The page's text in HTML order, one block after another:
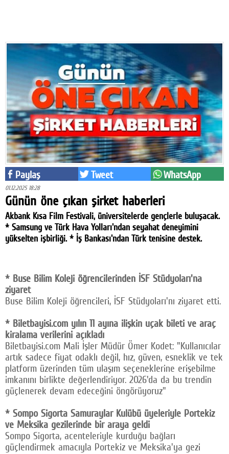
Dünya
Bilim
Kültür-sanat
Sağlık
Yazarlar
Künye
İletişim
A24 SOSYAL MEDYA
Facebook
Google Plus
© 2026 TÜM HAKLARI SAKLIDIR
Paylaş Tweet WhatsApp
01.12.2025 18:28
Günün öne çıkan şirket haberleri
Akbank Kısa Film Festivali, üniversitelerde gençlerle buluşacak.
* Samsung ve Türk Hava Yolları'ndan seyahat deneyimini
yükselten işbirliği. * İş Bankası'ndan Türk tenisine destek.
* Buse Bilim Koleji öğrencilerinden İSF Stüdyoları'na
ziyaret
Buse Bilim Koleji öğrencileri, İSF Stüdyoları'nı ziyaret etti.
* Biletbayisi.com yılın 11 ayına ilişkin uçak bileti ve araç
kiralama verilerini açıkladı
Biletbayisi.com Mali İşler Müdür Ömer Kodet: "Kullanıcılar
artık sadece fiyat odaklı değil, hız, güven, esneklik ve tek
platform üzerinden tüm ulaşım seçeneklerine erişebilme
imkanını birlikte değerlendiriyor. 2026'da da bu trendin
güçlenerek devam edeceğini öngörüyoruz"
* Sompo Sigorta Samuraylar Kulübü üyeleriyle Portekiz
ve Meksika gezilerinde bir araya geldi
Sompo Sigorta, acenteleriyle kurduğu bağları
güçlendirmek amacıyla Portekiz ve Meksika'ya gezi